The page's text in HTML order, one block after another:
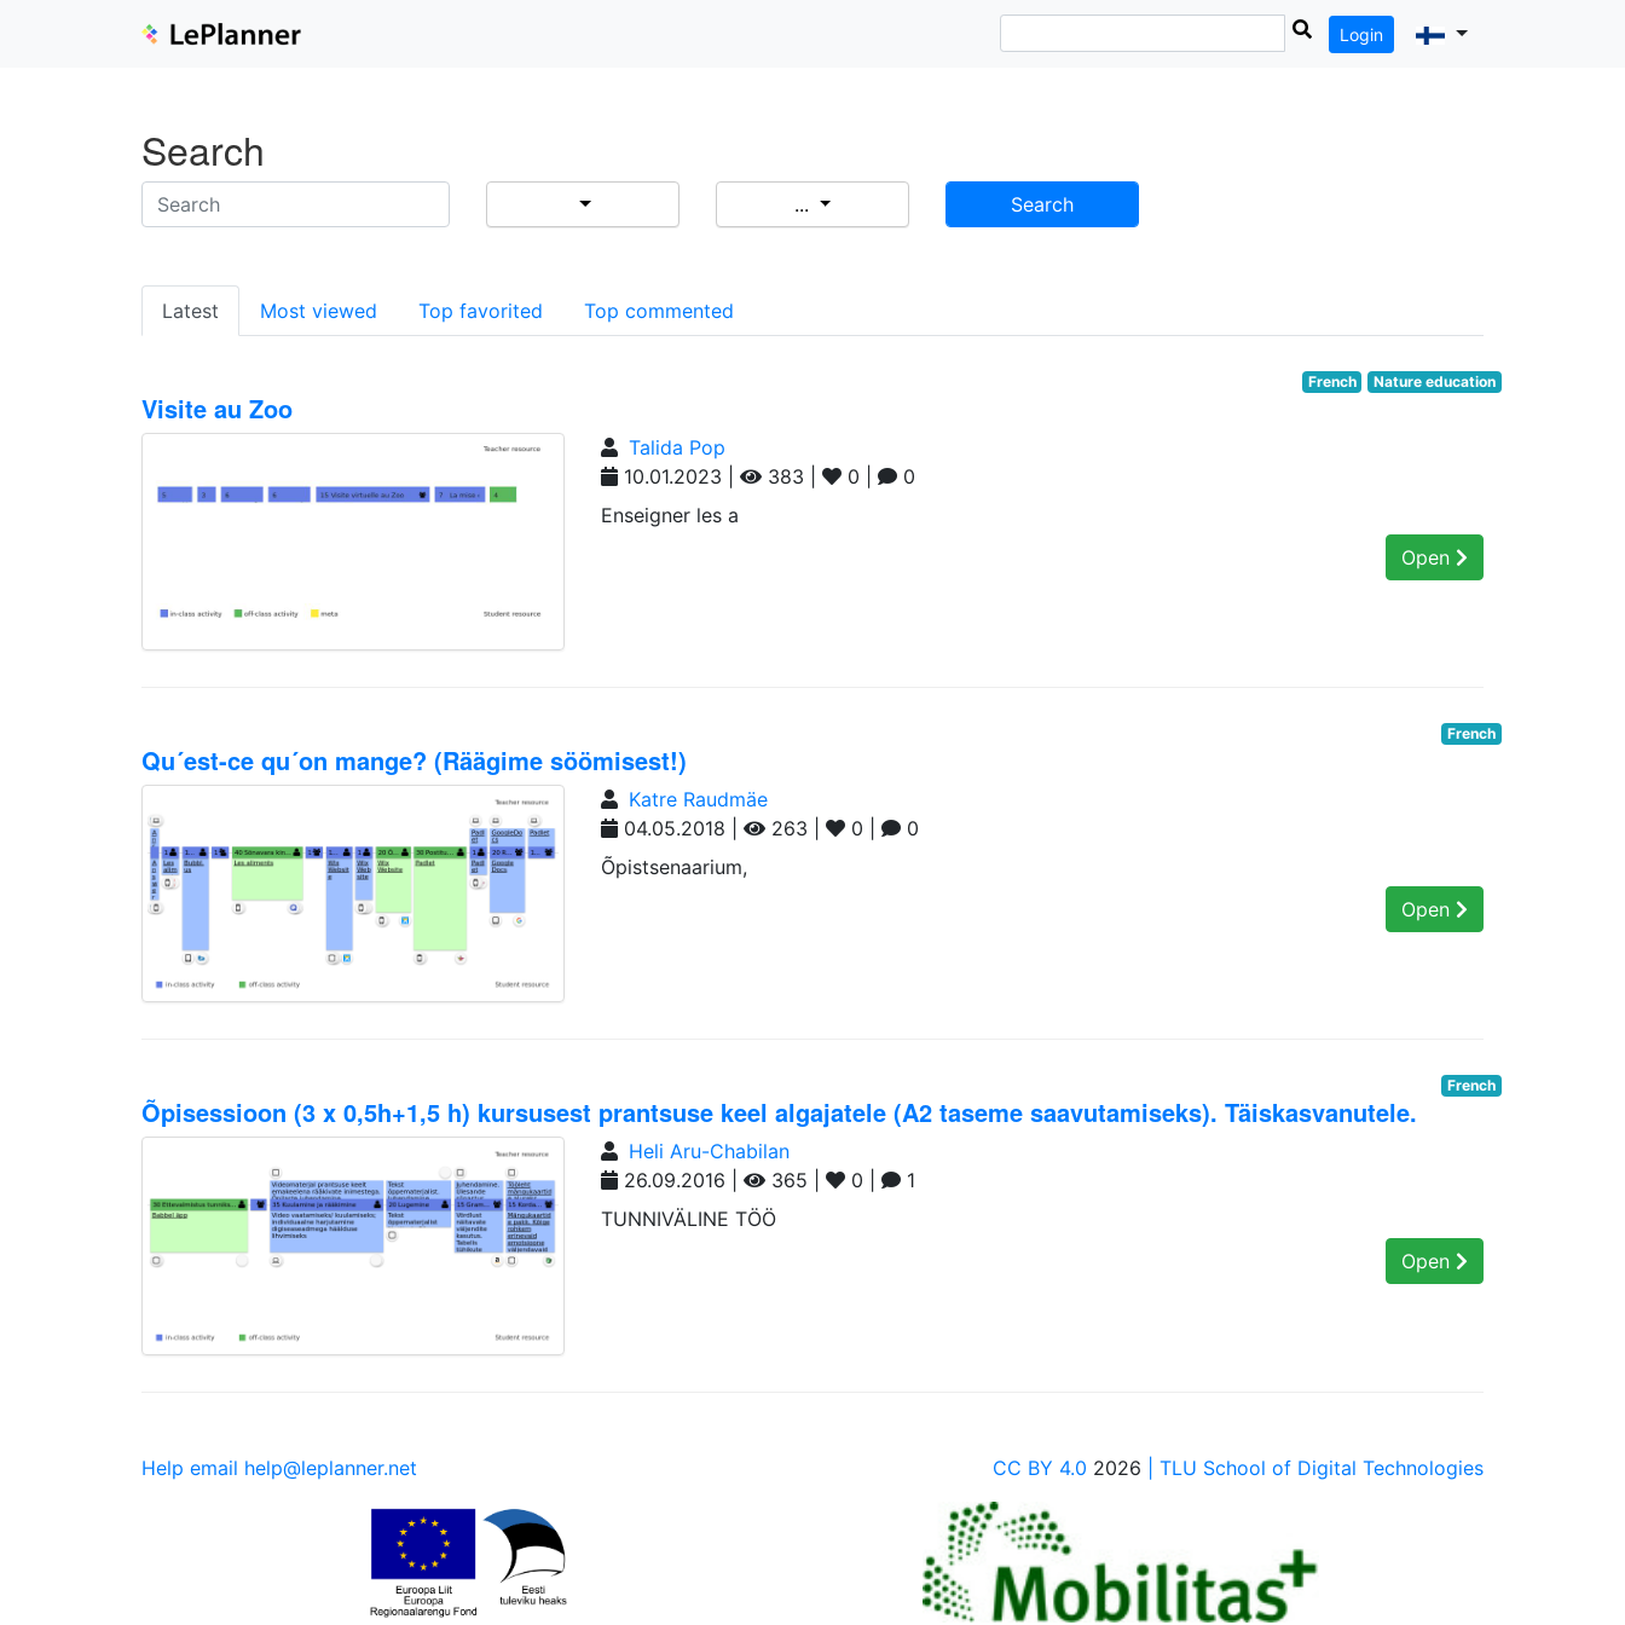
Login
Search
... Search
Latest Most viewed Top favorited Top commented
French Nature education
Visite au Zoo
Talida Pop
10.01.2023 |
383 | 0 |
0
Enseigner les a
Open
French
Qu´est-ce qu´on mange? (Räägime söömisest!)
Katre Raudmäe
04.05.2018 |
263 | 0 |
0
Õpistsenaarium,
Open
French
Õpisessioon (3 x 0,5h+1,5 h) kursusest prantsuse keel algajatele (A2 taseme saavutamiseks). Täiskasvanutele.
Heli Aru-Chabilan
26.09.2016 |
365 | 0 |
1
TUNNIVÄLINE TÖÖ
Open
Help email help@leplanner.net CC BY 4.0 2026 | TLU School of Digital Technologies